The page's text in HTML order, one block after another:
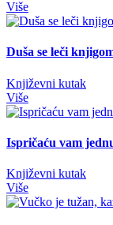
Više
Duša se leči
Književni kutak
Više
Ispričaću vam
Književni kutak
Više